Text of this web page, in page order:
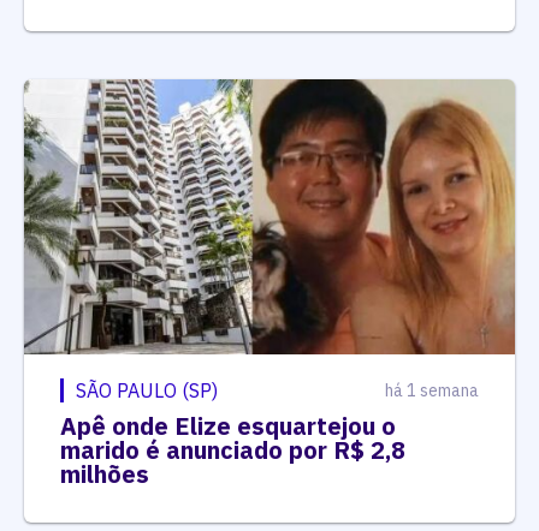
SÃO PAULO (SP) há 1 semana
Apê onde Elize esquartejou o
marido é anunciado por R$ 2,8
milhões